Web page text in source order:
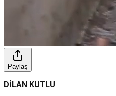
Paylaş
DİLAN KUTLU